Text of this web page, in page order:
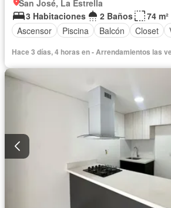
San José, La Estrella
3 Habitaciones
2 Baños
74 m²
Ascensor
Piscina Balcón Closet
Hace 3 días, 4 horas en - Arrendamientos las